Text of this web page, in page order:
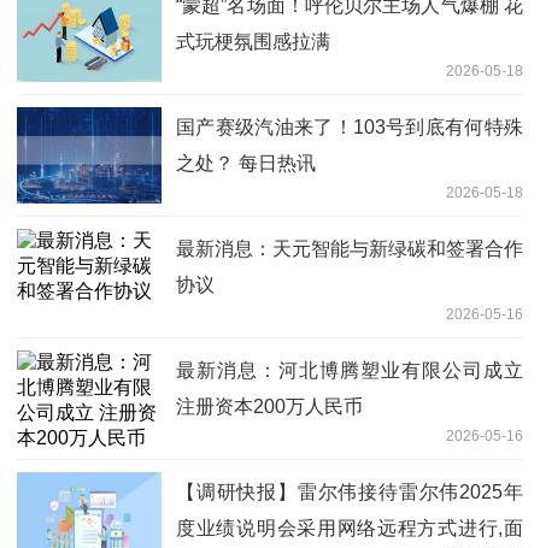
“蒙超”名场面！呼伦贝尔主场人气爆棚 花
式玩梗氛围感拉满
2026-05-18
国产赛级汽油来了！103号到底有何特殊
之处？ 每日热讯
2026-05-18
最新消息：天元智能与新绿碳和签署合作
协议
2026-05-16
最新消息：河北博腾塑业有限公司成立
注册资本200万人民币
2026-05-16
【调研快报】雷尔伟接待雷尔伟2025年
度业绩说明会采用网络远程方式进行,面